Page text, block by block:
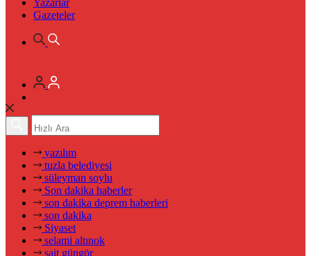
Yazarlar
Gazeteler
yazılım
tuzla belediyesi
süleyman soylu
Son dakika haberler
son dakika deprem haberleri
son dakika
Siyaset
selami altınok
sait güngör